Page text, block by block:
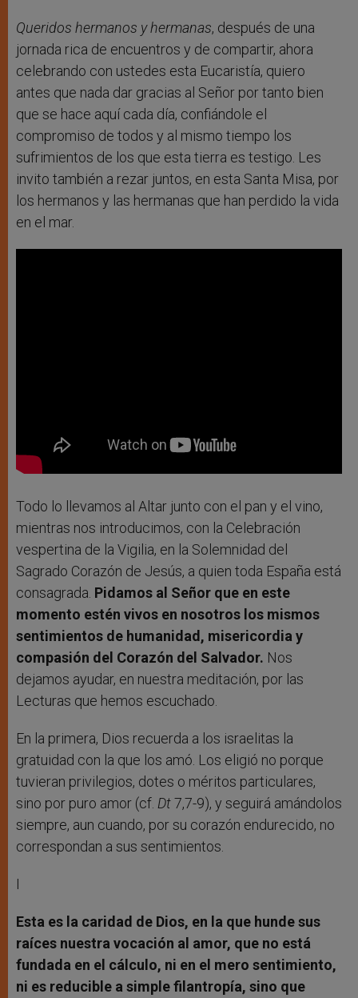
Queridos hermanos y hermanas, después de una
jornada rica de encuentros y de compartir, ahora
celebrando con ustedes esta Eucaristía, quiero
antes que nada dar gracias al Señor por tanto bien
que se hace aquí cada día, confiándole el
compromiso de todos y al mismo tiempo los
sufrimientos de los que esta tierra es testigo. Les
invito también a rezar juntos, en esta Santa Misa, por
los hermanos y las hermanas que han perdido la vida
en el mar.
Todo lo llevamos al Altar junto con el pan y el vino,
mientras nos introducimos, con la Celebración
vespertina de la Vigilia, en la Solemnidad del
Sagrado Corazón de Jesús, a quien toda España está
consagrada. Pidamos al Señor que en este
momento estén vivos en nosotros los mismos
sentimientos de humanidad, misericordia y
compasión del Corazón del Salvador. Nos
dejamos ayudar, en nuestra meditación, por las
Lecturas que hemos escuchado.
En la primera, Dios recuerda a los israelitas la
gratuidad con la que los amó. Los eligió no porque
tuvieran privilegios, dotes o méritos particulares,
sino por puro amor (cf. Dt7,7-9), y seguirá amándolos
siempre, aun cuando, por su corazón endurecido, no
correspondan a sus sentimientos.
I
Esta es la caridad de Dios, en la que hunde sus
raíces nuestra vocación al amor, que no está
fundada en el cálculo, ni en el mero sentimiento,
ni es reducible a simple filantropía, sino que